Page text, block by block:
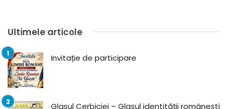
Ultimele articole
Invitație de participare
Glasul Cerbiciei – Glasul identității românești